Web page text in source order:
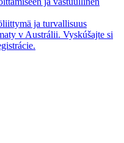
ja turvallisuus
v Austrálii. Vyskúšajte si